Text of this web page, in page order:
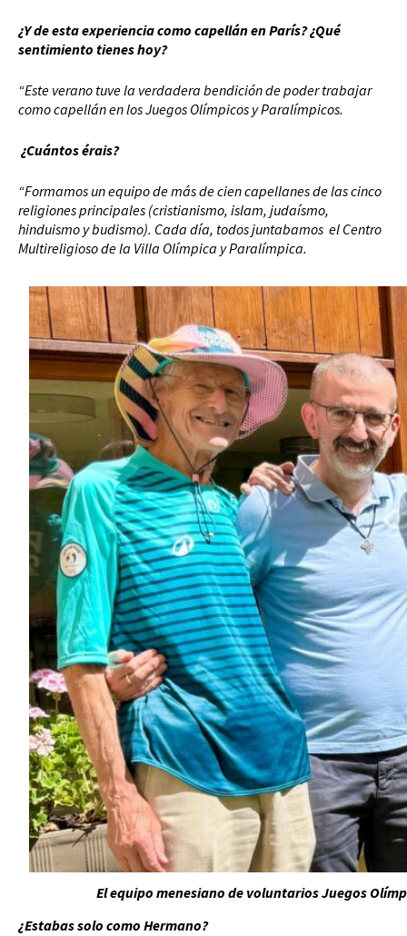
¿Y de esta experiencia como capellán en París? ¿Qué
sentimiento tienes hoy?
“Este verano tuve la verdadera bendición de poder trabajar
como capellán en los Juegos Olímpicos y Paralímpicos.
¿Cuántos érais?
“Formamos un equipo de más de cien capellanes de las cinco
religiones principales (cristianismo, islam, judaísmo,
hinduismo y budismo). Cada día, todos juntabamos el Centro
Multireligioso de la Villa Olímpica y Paralímpica.
El equipo menesiano de voluntariosJuegos
¿Estabas solo como Hermano?